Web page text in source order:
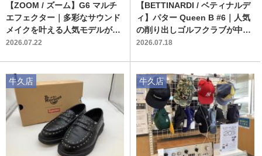
【ZOOM / ズーム】G6 マルチ
エフェクター｜多彩なサウンド
メイクを叶える人気モデルが入
荷いたしました
2026.07.22
【BETTINARDI / ベティナルデ
ィ】パター Queen B #6｜人気
の削り出しゴルフクラブが中古
ならではの魅力的な価格で入荷
2026.07.18
牛久店 牛久店